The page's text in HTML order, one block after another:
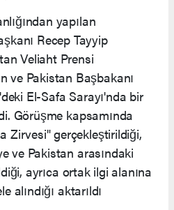
yapılan
Recep Tayyip
Veliaht Prensi
ve Pakistan Başbakanı
El-Safa Sarayı'nda bir
Görüşme kapsamında
Zirvesi" gerçekleştirildiği,
ve Pakistan arasındaki
ayrıca ortak ilgi alanına
alındığı aktarıldı